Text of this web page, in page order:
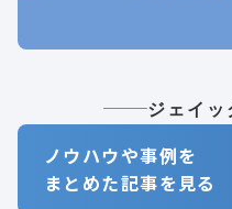
ジェイッ
ノウハウや事例を
まとめた記事を見る